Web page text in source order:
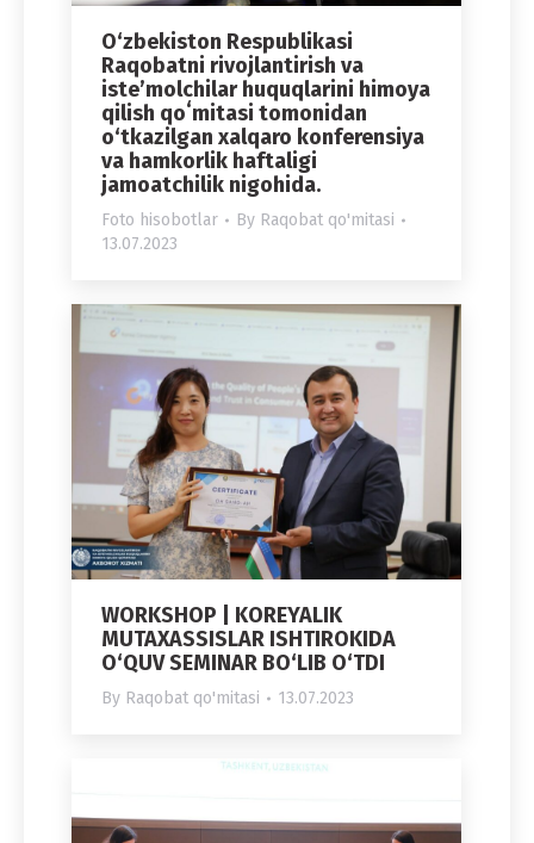
O‘zbekiston Respublikasi
Raqobatni rivojlantirish va
isteʼmolchilar huquqlarini himoya
qilish qoʻmitasi tomonidan
o‘tkazilgan xalqaro konferensiya
va hamkorlik haftaligi
jamoatchilik nigohida.
Foto hisobotlar By Raqobat qo'mitasi
13.07.2023
WORKSHOP | KOREYALIK
MUTAXASSISLAR ISHTIROKIDA
O‘QUV SEMINAR BO‘LIB O‘TDI
By Raqobat qo'mitasi 13.07.2023